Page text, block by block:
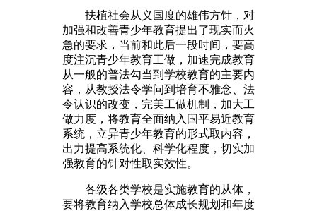
扶植社会从义国度的雄伟方针，对
加强和改善青少年教育提出了现实而火
急的要求，当前和此后一段时间，要高
度注沉青少年教育工做，加速完成教育
从一般的普法勾当到学校教育的主要内
容，从教授法令学问到培育不雅念、法
令认识的改变，完美工做机制，加大工
做力度，将教育全面纳入国平易近教育
系统，立异青少年教育的形式取内容，
出力提高系统化、科学化程度，切实加
强教育的针对性取实效性。
各级各类学校是实施教育的从体，
要将教育纳入学校总体成长规划和年度